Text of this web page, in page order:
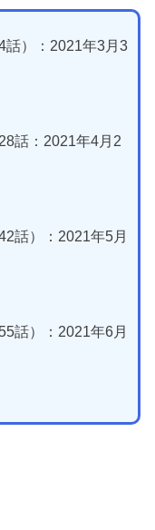
話）：2021年3月3
話：2021年4月2
話）：2021年5月
話）：2021年6月